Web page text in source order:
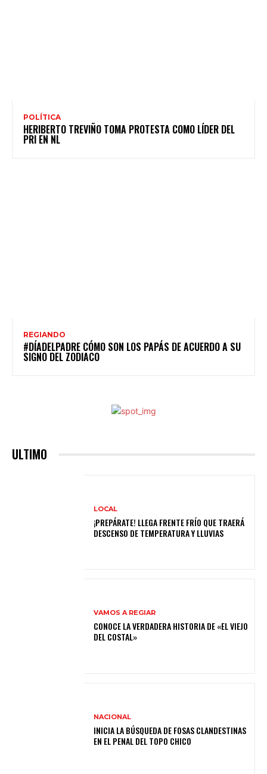
POLÍTICA
HERIBERTO TREVIÑO TOMA PROTESTA COMO LÍDER DEL
PRI EN NL
REGIANDO
#DÍADELPADRE CÓMO SON LOS PAPÁS DE ACUERDO A SU
SIGNO DEL ZODIACO
ULTIMO
LOCAL
¡PREPÁRATE! LLEGA FRENTE FRÍO QUE TRAERÁ
DESCENSO DE TEMPERATURA Y LLUVIAS
VAMOS A REGIAR
CONOCE LA VERDADERA HISTORIA DE «EL VIEJO
DEL COSTAL»
NACIONAL
INICIA LA BÚSQUEDA DE FOSAS CLANDESTINAS
EN EL PENAL DEL TOPO CHICO